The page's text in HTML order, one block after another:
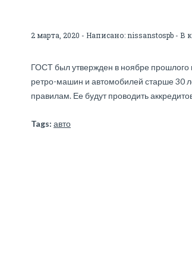
2 марта, 2020 - Написано: nissanstospb - В
ГОСТ был утвержден в ноябре прошлого
ретро-машин и автомобилей старше 30
правилам. Ее будут проводить
Tags: авто